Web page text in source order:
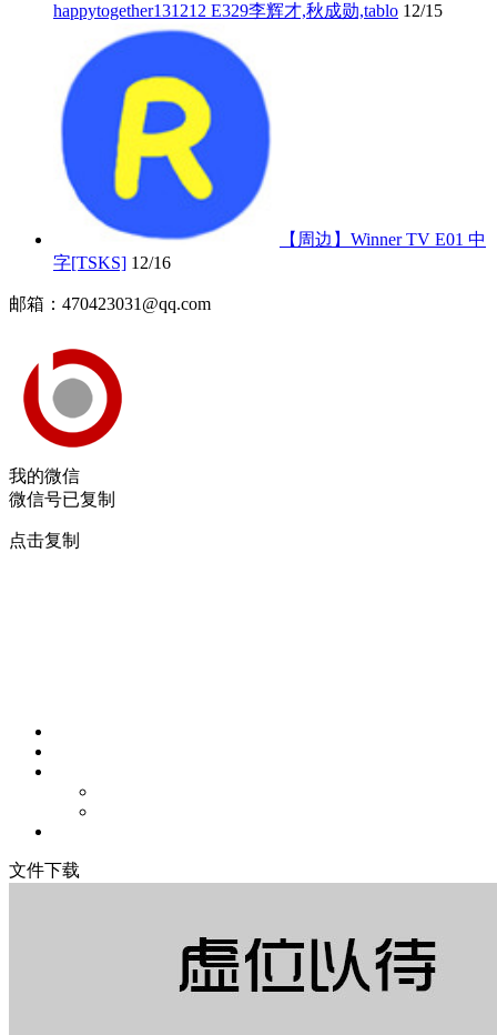
happytogether131212 E329李辉才,秋成勋,tablo 12/15
【周边】Winner TV E01 中
字[TSKS] 12/16
邮箱：470423031@qq.com
我的微信
微信号已复制
点击复制
文件下载